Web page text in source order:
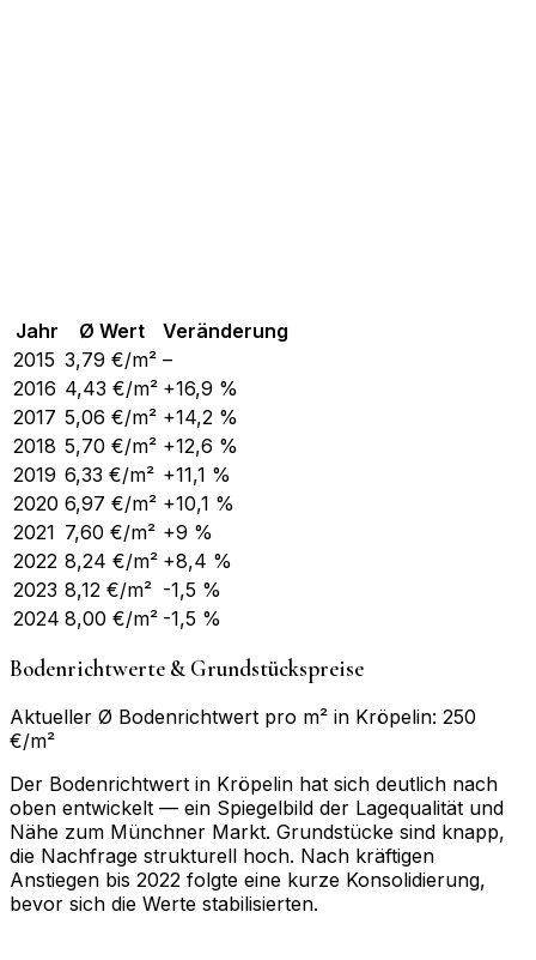
Jahr Ø Wert
Veränderung
2015 3,79 €/m² –
2016 4,43 €/m² +16,9 %
2017 5,06 €/m² +14,2 %
2018 5,70 €/m² +12,6 %
2019 6,33 €/m² +11,1 %
2020 6,97 €/m² +10,1 %
2021 7,60 €/m² +9 %
2022 8,24 €/m² +8,4 %
2023 8,12 €/m² -1,5 %
2024 8,00 €/m² -1,5 %
Bodenrichtwerte & Grundstückspreise
Aktueller Ø Bodenrichtwert pro m² in Kröpelin: 250
€/m²
Der Bodenrichtwert in Kröpelin hat sich deutlich nach
oben entwickelt — ein Spiegelbild der Lagequalität und
Nähe zum Münchner Markt. Grundstücke sind knapp,
die Nachfrage strukturell hoch. Nach kräftigen
Anstiegen bis 2022 folgte eine kurze Konsolidierung,
bevor sich die Werte stabilisierten.